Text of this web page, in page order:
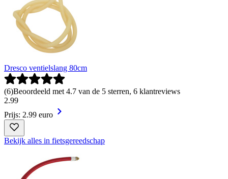
Dresco ventielslang 80cm
(6)Beoordeeld met 4.7 van de 5 sterren, 6 klantreviews
2.99
Prijs: 2.99 euro
Bekijk alles in fietsgereedschap